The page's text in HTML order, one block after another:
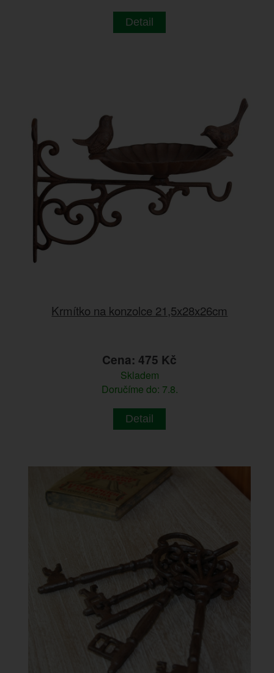
Detail
Krmítko na konzolce 21,5x28x26cm
Cena: 475 Kč
Skladem
Doručíme do: 7.8.
Detail